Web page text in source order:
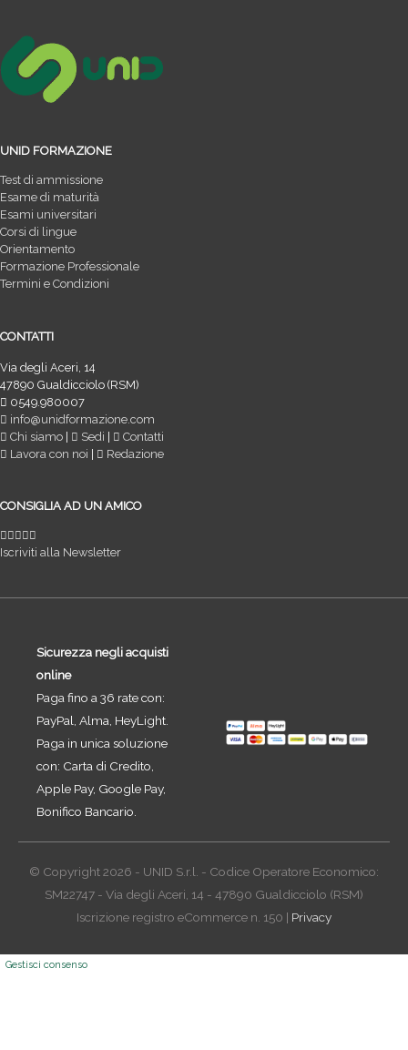
UNID FORMAZIONE
Test di ammissione
Esame di maturità
Esami universitari
Corsi di lingue
Orientamento
Formazione Professionale
Termini e Condizioni
CONTATTI
Via degli Aceri, 14
47890 Gualdicciolo (RSM)
0549.980007
info@unidformazione.com
Chi siamo | Sedi |
Contatti
Lavora con noi | Redazione
CONSIGLIA AD UN AMICO
Iscriviti alla Newsletter
Sicurezza negli acquisti
online
Paga fino a 36 rate con:
PayPal, Alma, HeyLight.
Paga in unica soluzione
con: Carta di Credito,
Apple Pay, Google Pay,
Bonifico Bancario.
© Copyright 2026 - UNID S.r.l. - Codice Operatore Economico:
SM22747 - Via degli Aceri, 14 - 47890 Gualdicciolo (RSM)
Iscrizione registro eCommerce n. 150 | Privacy
Gestisci consenso